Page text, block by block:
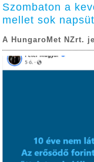
Szombaton a
mellet sok
A HungaroMet NZrt.